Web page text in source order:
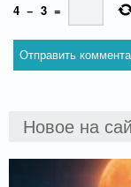
4 − 3 =
Новое на